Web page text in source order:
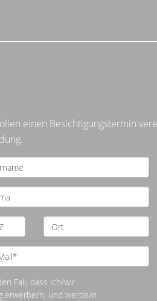
einen Besichtigungstermin
Fall, dass ich/wir
erwerbe/n, und werde/n